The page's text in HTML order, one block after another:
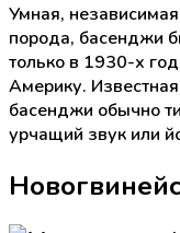
Умная,
порода, басенджи
только в 1930-х
Америку.
басенджи обычно
урчащий звук или